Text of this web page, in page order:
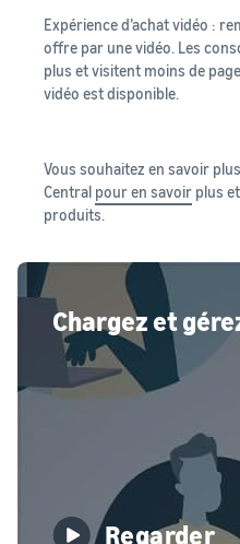
Expérience d’achat vidéo :
offre par une vidéo. Les
plus et visitent moins de
vidéo est disponible.
Vous souhaitez en savoir
Central pour en savoir plus et
produits.
Chargez et
Regarder